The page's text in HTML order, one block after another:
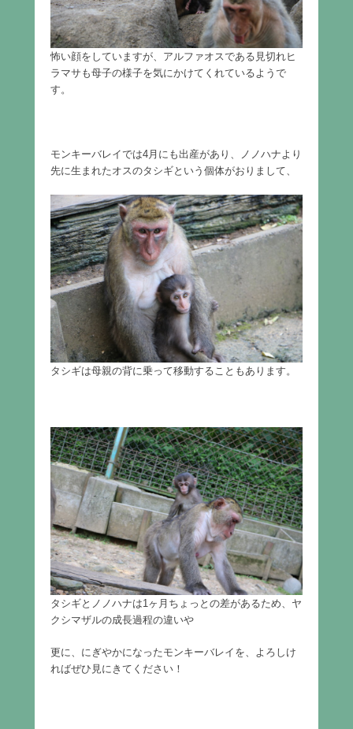
怖い顔をしていますが、アルファオスである見切れヒ
ラマサも母子の様子を気にかけてくれているようで
す。
モンキーバレイでは4月にも出産があり、ノノハナより
先に生まれたオスのタシギという個体がおりまして、
タシギは母親の背に乗って移動することもあります。
タシギとノノハナは1ヶ月ちょっとの差があるため、ヤ
クシマザルの成長過程の違いや
更に、にぎやかになったモンキーバレイを、よろしけ
ればぜひ見にきてください！